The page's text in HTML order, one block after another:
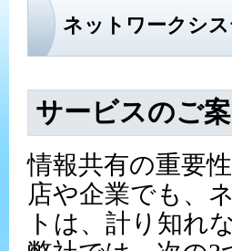
ネットワークシ
サービスのご
情報共有の重要
店や企業でも、
トは、計り知れ